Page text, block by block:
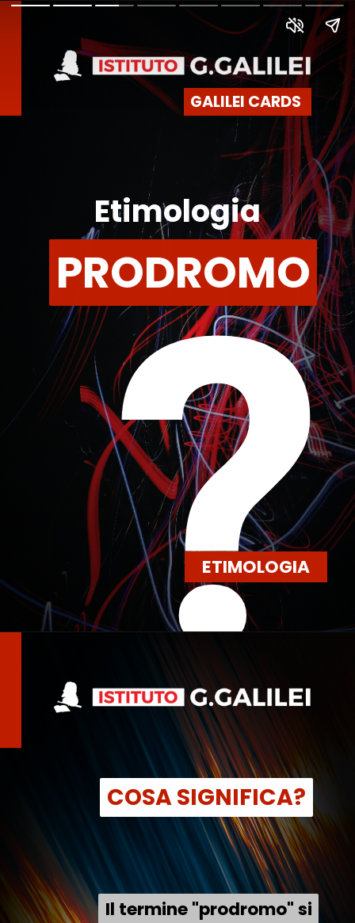
?
ETIMOLOGIA
PRODROMO
PRODROMO
Etimologia
GALILEI CARDS
Il termine "prodromo" si
Il termine "prodromo" si
COSA SIGNIFICA?
COSA SIGNIFICA?